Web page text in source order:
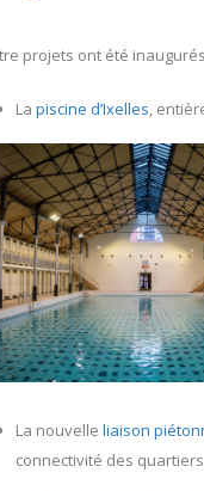
projets ont été
Lapiscine d’Ixelles,
La nouvelleliaison
connectivité des